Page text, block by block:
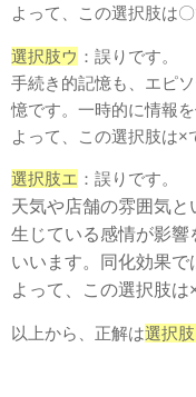
よって、この選択肢は〇
選択肢ウ ：誤りです。
手続き的記憶も、エピ
憶です。一時的に情報
よって、この選択肢は×
選択肢エ ：誤りです。
天気や店舗の雰囲気
生じている感情が影響
いいます。同化効果で
よって、この選択肢は
以上から、正解は選択